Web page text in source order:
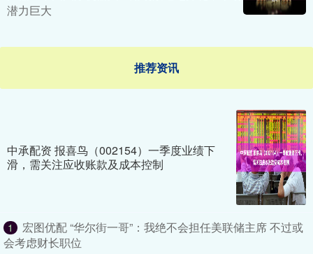
潜力巨大
推荐资讯
中承配资 报喜鸟（002154）一季度业绩下
滑，需关注应收账款及成本控制
1
宏图优配 “华尔街一哥”：我绝不会担任美联储主席 不过或
会考虑财长职位